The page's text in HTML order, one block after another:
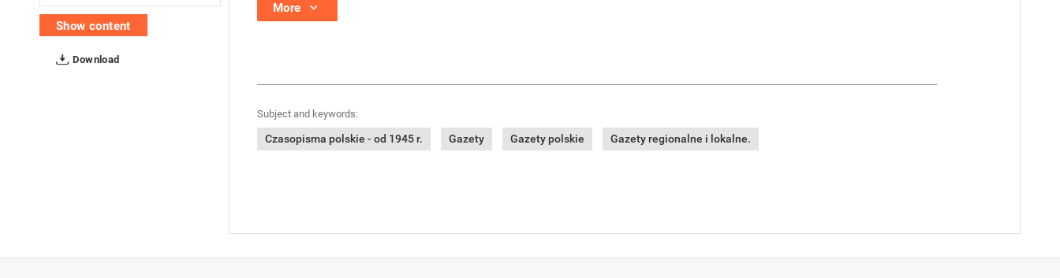
Show content
Download
More
Subject and keywords:
Czasopisma polskie - od 1945 r. Gazety Gazety polskie Gazety regionalne i lokalne.